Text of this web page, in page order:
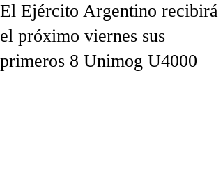
El Ejército Argentino recibirá
el próximo viernes sus
primeros 8 Unimog U4000